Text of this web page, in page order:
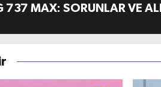
737 MAX: SORUNLAR VE